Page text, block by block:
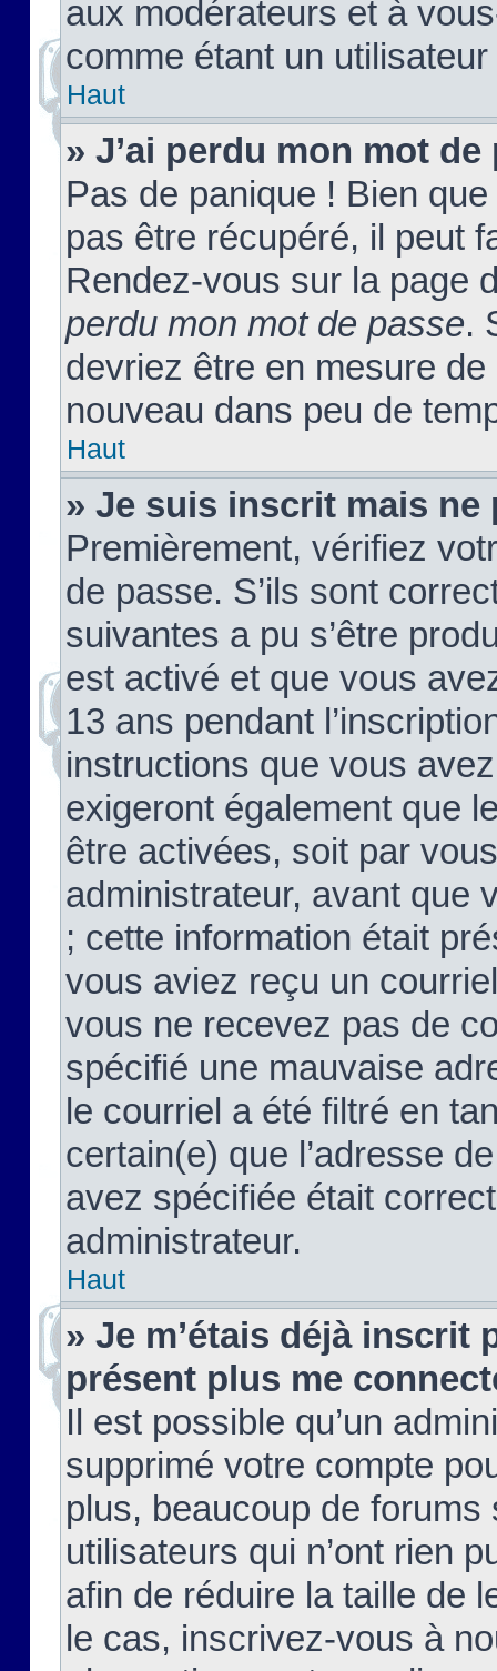
aux modérateurs et à
comme étant un
Haut
» J’ai perdu mon mot de
Pas de panique ! Bien
pas être récupéré, il peut
Rendez-vous sur la page
perdu mon mot de passe.
devriez être en mesure
nouveau dans peu de
Haut
» Je suis inscrit mais ne
Premièrement, vérifiez
de passe. S’ils sont
suivantes a pu s’être
est activé et que vous
13 ans pendant
instructions que vous
exigeront également que
être activées, soit par
administrateur, avant que
; cette information était
vous aviez reçu un
vous ne recevez pas de
spécifié une mauvaise
le courriel a été filtré en
certain(e) que l’adresse
avez spécifiée était
administrateur.
Haut
» Je m’étais déjà inscrit
présent plus me
Il est possible qu’un
supprimé votre compte
plus, beaucoup de
utilisateurs qui n’ont rien
afin de réduire la taille de
le cas, inscrivez-vous à